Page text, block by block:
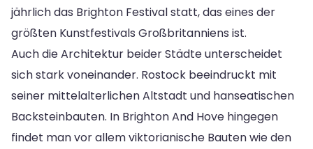
jährlich das Brighton Festival statt, das eines der
größten Kunstfestivals Großbritanniens ist.
Auch die Architektur beider Städte unterscheidet
sich stark voneinander. Rostock beeindruckt mit
seiner mittelalterlichen Altstadt und hanseatischen
Backsteinbauten. In Brighton And Hove hingegen
findet man vor allem viktorianische Bauten wie den